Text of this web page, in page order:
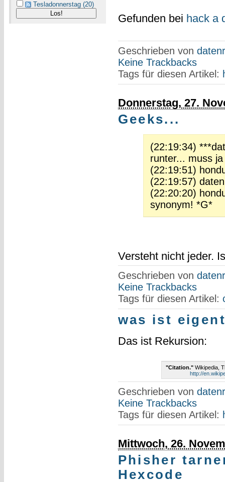
Tesladonnerstag (20)
Gefunden bei hack a
Geschrieben von
Keine Trackbacks
Tags für diesen Artikel:
Donnerstag, 27.
Geeks...
(22:19:34)
runter... muss
(22:19:51)
(22:19:57)
(22:20:20)
synonym! *G*
Versteht nicht jeder.
Geschrieben von
Keine Trackbacks
Tags für diesen Artikel:
was ist
Das ist Rekursion:
"Citation." Wikipedia,
http://
Geschrieben von
Keine Trackbacks
Tags für diesen Artikel:
Mittwoch, 26.
Phisher
Hexcode